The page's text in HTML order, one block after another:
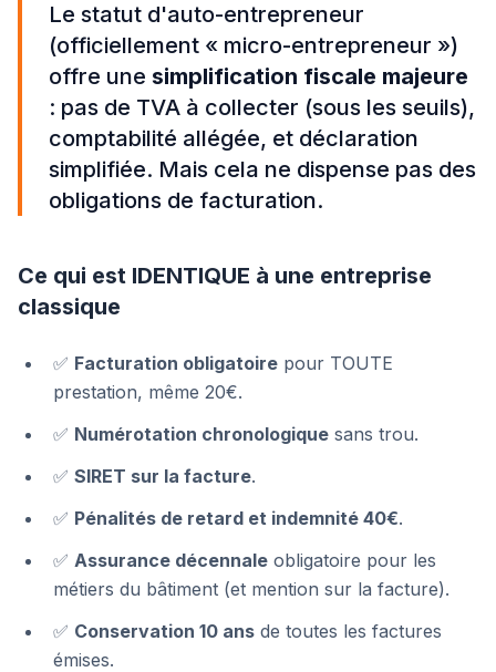
Le statut d'auto-entrepreneur
(officiellement « micro-entrepreneur »)
offre une simplification fiscale majeure
: pas de TVA à collecter (sous les seuils),
comptabilité allégée, et déclaration
simplifiée. Mais cela ne dispense pas des
obligations de facturation.
Ce qui est IDENTIQUE à une entreprise
classique
✅ Facturation obligatoire pour TOUTE
prestation, même 20€.
✅ Numérotation chronologique sans trou.
✅ SIRET sur la facture.
✅ Pénalités de retard et indemnité 40€.
✅ Assurance décennale obligatoire pour les
métiers du bâtiment (et mention sur la facture).
✅ Conservation 10 ans de toutes les factures
émises.